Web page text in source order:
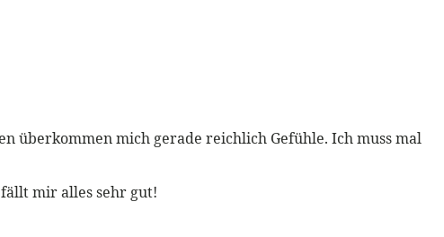
überkommen mich gerade reichlich Gefühle. Ich muss mal
mir alles sehr gut!